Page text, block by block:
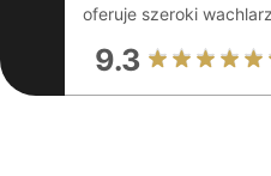
oferuje szeroki
9.3